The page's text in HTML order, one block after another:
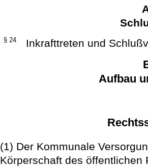
§ 24 Inkrafttreten und
Aufbau
(1) Der Kommunale
Körperschaft des öffentlichen